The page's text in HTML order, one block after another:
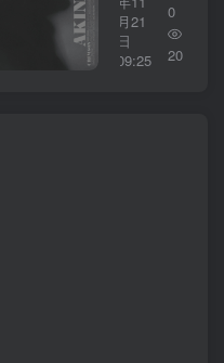
ル・カ
ラオケ
付;
月21
日
09:25
0
20